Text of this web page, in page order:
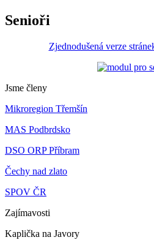
Senioři
Zjednodušená verze
Jsme členy
Mikroregion Třemšín
MAS Podbrdsko
DSO ORP Příbram
Čechy nad zlato
SPOV ČR
Zajímavosti
Kaplička na Javory